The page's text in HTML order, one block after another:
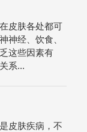
皮肤各处都可
神经、饮食、
这些因素有
系...
皮肤疾病，不